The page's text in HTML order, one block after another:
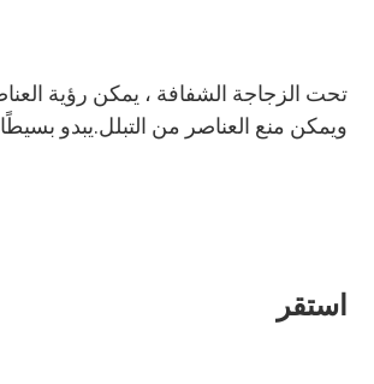
ويمكن منع العناصر من التبلل.يبدو
استقر